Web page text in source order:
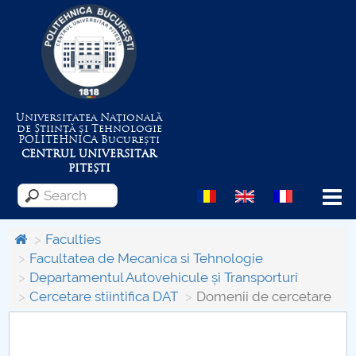
Universitatea Națională
de Știință și Tehnologie
POLITEHNICABucurești
CENTRUL UNIVERSITAR
PITEȘTI
Menu
About the University
Centrul de Management al Proiectelor
Faculties
Facultatea de Mecanica si Tehnologie
Departamentul Autovehicule și Transporturi
Cercetare stiintifica DAT
Domenii de cercetare